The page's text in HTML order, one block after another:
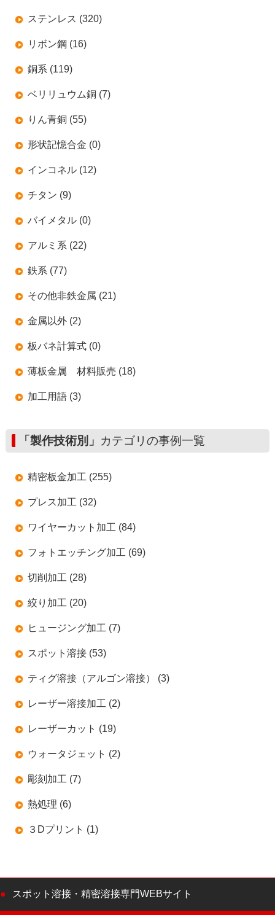
ステンレス (320)
リボン鋼 (16)
銅系 (119)
ベリリュウム銅 (7)
りん青銅 (55)
形状記憶合金 (0)
インコネル (12)
チタン (9)
バイメタル (0)
アルミ系 (22)
鉄系 (77)
その他非鉄金属 (21)
金属以外 (2)
板バネ計算式 (0)
薄板金属 材料販売 (18)
加工用語 (3)
「製作技術別」 カテゴリの事例一覧
精密板金加工 (255)
プレス加工 (32)
ワイヤーカット加工 (84)
フォトエッチング加工 (69)
切削加工 (28)
絞り加工 (20)
ヒュージング加工 (7)
スポット溶接 (53)
ティグ溶接（アルゴン溶接） (3)
レーザー溶接加工 (2)
レーザーカット (19)
ウォータジェット (2)
彫刻加工 (7)
熱処理 (6)
３Dプリント (1)
スポット溶接・精密溶接専門WEBサイト